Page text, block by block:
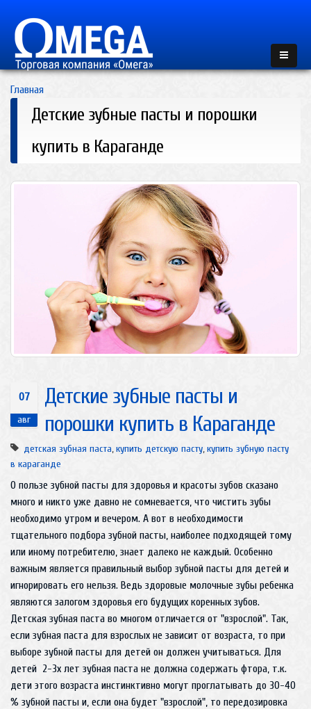
Главная
Детские зубные пасты и порошки
купить в Караганде
07
авг
Детские зубные пасты и
порошки купить в Караганде
детская зубная паста,купить детскую пасту,купить зубную пасту
в караганде
О пользе зубной пасты для здоровья и красоты зубов сказано
много и никто уже давно не сомневается, что чистить зубы
необходимо утром и вечером. А вот в необходимости
тщательного подбора зубной пасты, наиболее подходящей тому
или иному потребителю, знает далеко не каждый. Особенно
важным является правильный выбор зубной пасты для детей и
игнорировать его нельзя. Ведь здоровые молочные зубы ребенка
являются залогом здоровья его будущих коренных зубов.
Детская зубная паста во многом отличается от "взрослой". Так,
если зубная паста для взрослых не зависит от возраста, то при
выборе зубной пасты для детей он должен учитываться. Для
детей 2-3х лет зубная паста не должна содержать фтора, т.к.
дети этого возраста инстинктивно могут проглатывать до 30-40
% зубной пасты и, если она будет "взрослой", то передозировка